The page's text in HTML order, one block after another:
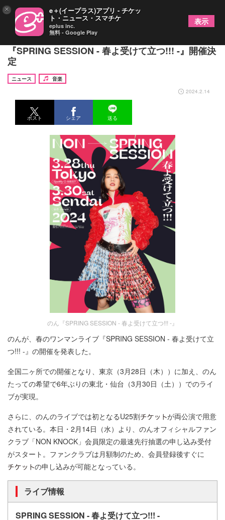
のん、3月に東京・仙台でワンマンライブ
『SPRING SESSION - 春よ受けて立つ!!! -』開催決
定
ニュース
音楽
2024.2.14
ポスト シェア 送る
のん『SPRING SESSION - 春よ受けて立つ!!! -』
のんが、春のワンマンライブ『SPRING SESSION - 春よ受けて立
つ!!! -』の開催を発表した。
全国二ヶ所での開催となり、東京（3月28日（木））に加え、のん
たっての希望で6年ぶりの東北・仙台（3月30日（土））でのライ
ブが実現。
さらに、のんのライブでは初となるU25割
が両公演で用意
されている。本日・2月14日（水）より、のんオフィシャルファン
クラブ「NON KNOCK」会員限定の最速先行抽選の申し込み受付
がスタート。ファンクラブは月額制のため、会員登録後すぐに
の申し込みが可能となっている。
ライブ情報
SPRING SESSION - 春よ受けて立つ!!! -
× e＋(イープラス)アプリ - チケッ
ト・ニュース・スマチケ
eplus inc.
無料 - Google Play
表示